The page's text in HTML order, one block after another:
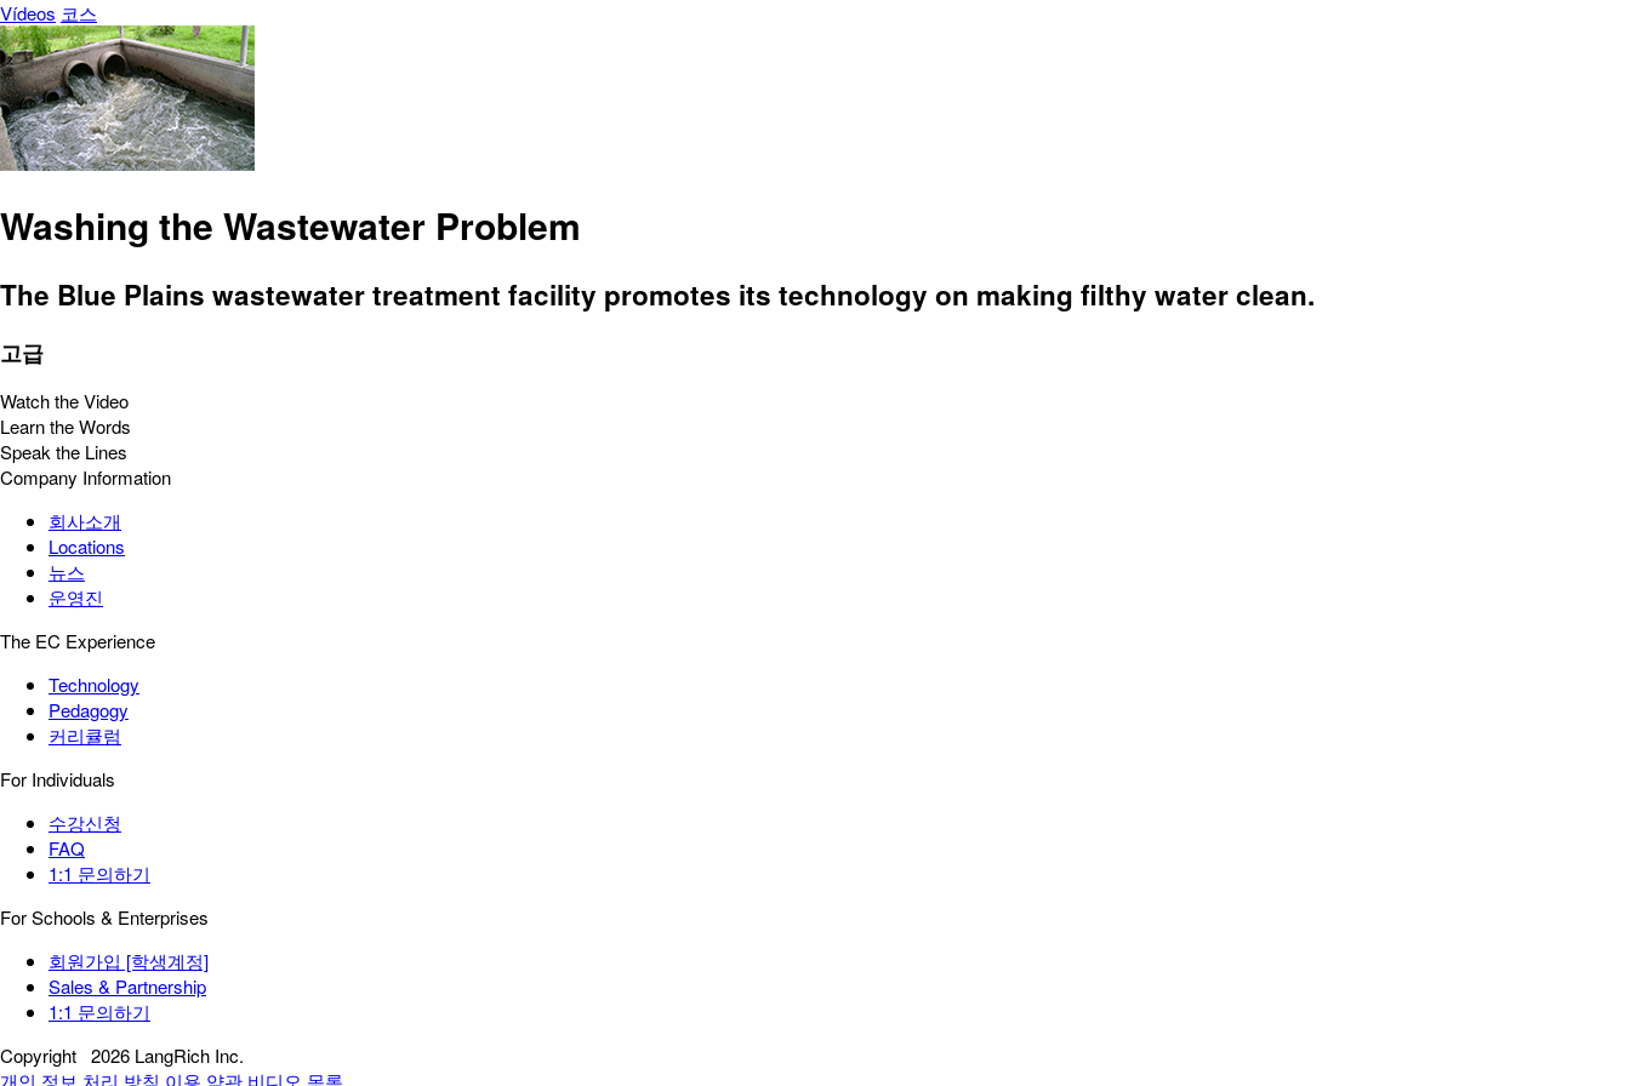
Vídeos 코스
Washing the Wastewater Problem
The Blue Plains wastewater treatment facility promotes its technology on making filthy water clean.
고급
Watch the Video
Learn the Words
Speak the Lines
Company Information
회사소개
Locations
뉴스
운영진
The EC Experience
Technology
Pedagogy
커리큘럼
For Individuals
수강신청
FAQ
1:1 문의하기
For Schools & Enterprises
회원가입 [학생계정]
Sales & Partnership
1:1 문의하기
Copyright 2026 LangRich Inc.